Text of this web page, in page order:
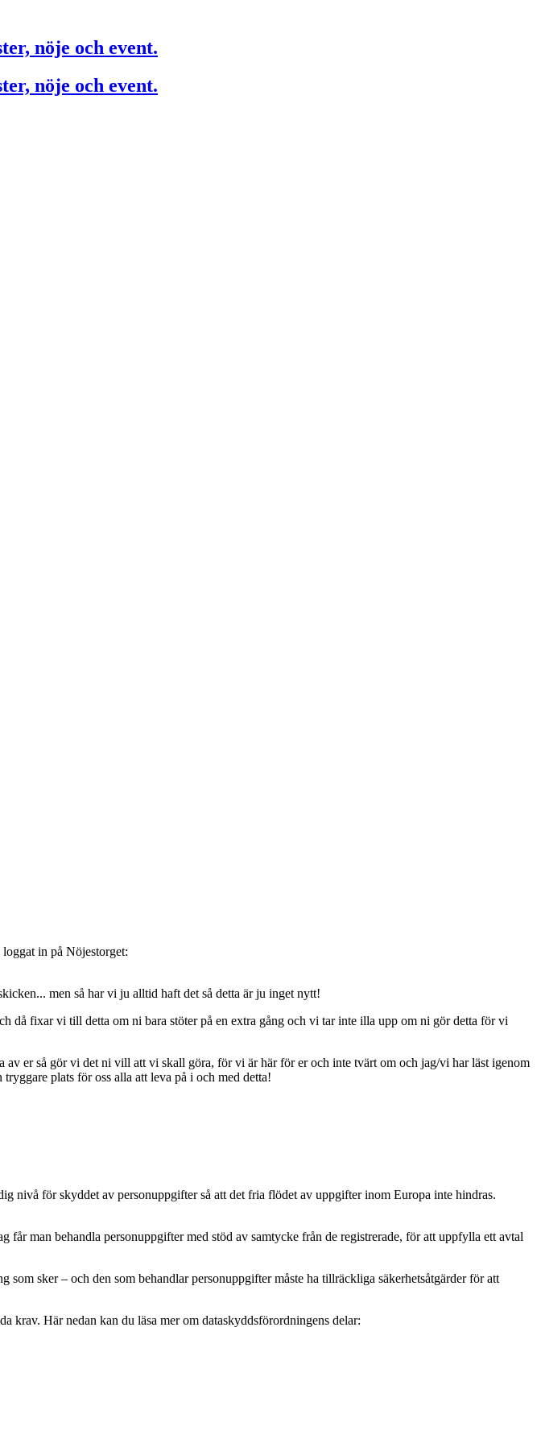
nöje och event.
nöje och event.
in på Nöjestorget:
men så har vi ju alltid haft det så detta är ju inget nytt!
fixar vi till detta om ni bara stöter på en extra gång och vi tar inte illa upp om ni gör detta för vi
av er så gör vi det ni vill att vi skall göra, för vi är här för er och inte tvärt om och jag/vi har läst igenom
plats för oss alla att leva på i och med detta!
nivå för skyddet av personuppgifter så att det fria flödet av uppgifter inom Europa inte hindras.
man behandla personuppgifter med stöd av samtycke från de registrerade, för att uppfylla ett avtal
sker – och den som behandlar personuppgifter måste ha tillräckliga säkerhetsåtgärder för att
krav. Här nedan kan du läsa mer om dataskyddsförordningens delar: